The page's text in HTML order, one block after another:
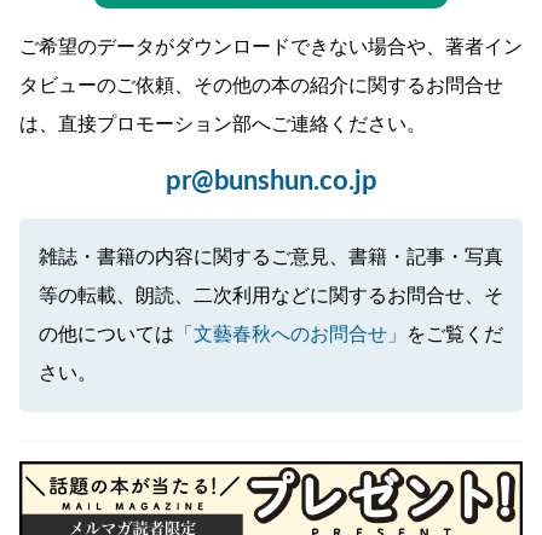
ご希望のデータがダウンロードできない場合や、著者イン
タビューのご依頼、その他の本の紹介に関するお問合せ
は、直接プロモーション部へご連絡ください。
pr@bunshun.co.jp
雑誌・書籍の内容に関するご意見、書籍・記事・写真
等の転載、朗読、二次利用などに関するお問合せ、そ
の他については 「文藝春秋へのお問合せ」
をご覧くだ
さい。